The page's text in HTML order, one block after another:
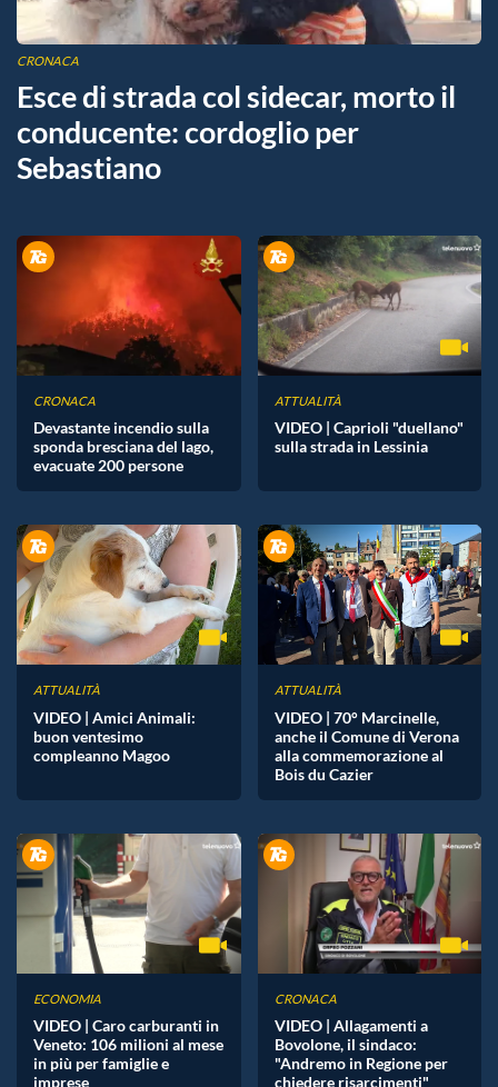
CRONACA
Esce di strada col sidecar, morto il
conducente: cordoglio per
Sebastiano
CRONACA
Devastante incendio sulla
sponda bresciana del lago,
evacuate 200 persone
ATTUALITÀ
VIDEO | Caprioli "duellano"
sulla strada in Lessinia
ATTUALITÀ
VIDEO | Amici Animali:
buon ventesimo
compleanno Magoo
ATTUALITÀ
VIDEO | 70° Marcinelle,
anche il Comune di Verona
alla commemorazione al
Bois du Cazier
ECONOMIA
VIDEO | Caro carburanti in
Veneto: 106 milioni al mese
in più per famiglie e
imprese
CRONACA
VIDEO | Allagamenti a
Bovolone, il sindaco:
"Andremo in Regione per
chiedere risarcimenti"